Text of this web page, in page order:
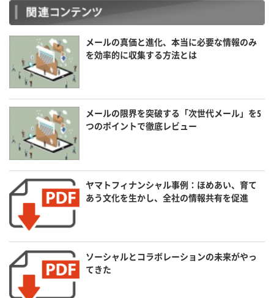
メールの真価と進化、本当に必要な情報のみ
を効率的に収集する方法とは
メールの限界を突破する「次世代メール」を5
つのポイントで徹底レビュー
ヤマトフィナンシャル事例：ほめあい、育て
あう文化を生かし、全社の情報共有を促進
ソーシャルとコラボレーションの未来がやっ
てきた